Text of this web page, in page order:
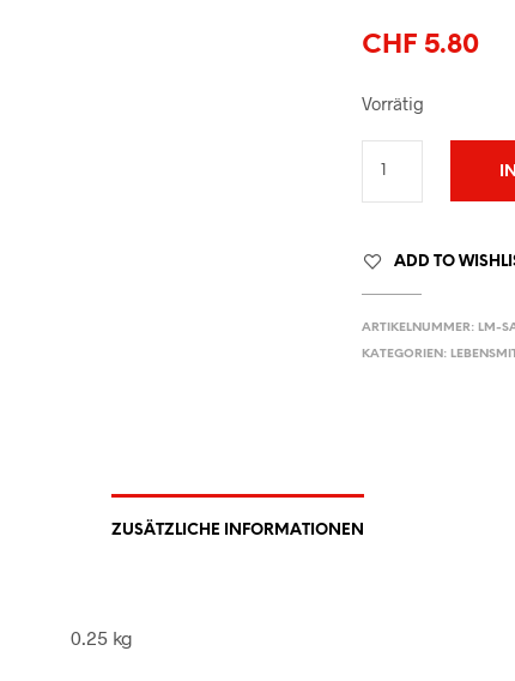
CHF 5.80
Vorrätig
ADD TO
ARTIKELNUMMER: LM-
KATEGORIEN:
ZUSÄTZLICHE INFORMATIONEN
0.25 kg